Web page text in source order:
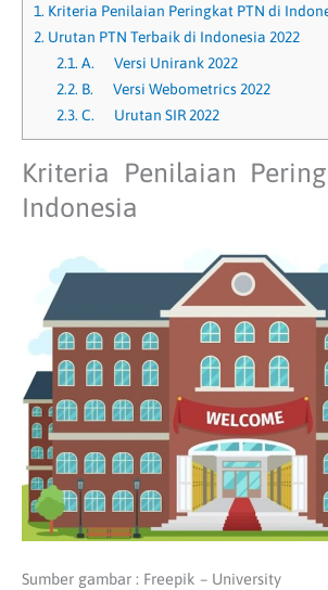
1. Kriteria Penilaian Peringkat PTN di
2. Urutan PTN Terbaik di Indonesia 2022
2.1. A. Versi Unirank 2022
2.2. B. Versi Webometrics 2022
2.3. C. Urutan SIR 2022
Kriteria Penilaian
Indonesia
Sumber gambar : Freepik – University